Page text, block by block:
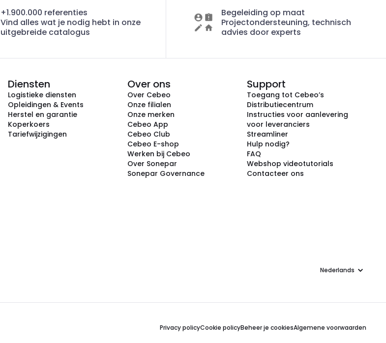
+1.900.000 referenties
Vind alles wat je nodig hebt in onze
uitgebreide catalogus
Begeleiding op maat
Projectondersteuning, technisch
advies door experts
Diensten
Logistieke diensten
Opleidingen & Events
Herstel en garantie
Koperkoers
Tariefwijzigingen
Over ons
Over Cebeo
Onze filialen
Onze merken
Cebeo App
Cebeo Club
Cebeo E-shop
Werken bij Cebeo
Over Sonepar
Sonepar Governance
Support
Toegang tot Cebeo’s
Distributiecentrum
Instructies voor aanlevering
voor leveranciers
Streamliner
Hulp nodig?
FAQ
Webshop videotutorials
Contacteer ons
Taal
Privacy policyCookie policyBeheer je cookiesAlgemene voorwaarden